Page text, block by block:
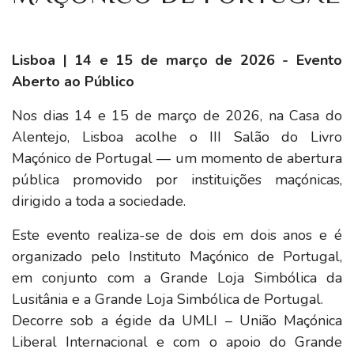
Lisboa | 14 e 15 de março de 2026 - Evento
Aberto ao Público
Nos dias 14 e 15 de março de 2026, na Casa do
Alentejo, Lisboa acolhe o III Salão do Livro
Maçónico de Portugal — um momento de abertura
pública promovido por instituições maçónicas,
dirigido a toda a sociedade.
Este evento realiza-se de dois em dois anos e é
organizado pelo Instituto Maçónico de Portugal,
em conjunto com a Grande Loja Simbólica da
Lusitânia e a Grande Loja Simbólica de Portugal.
Decorre sob a égide da UMLI – União Maçónica
Liberal Internacional e com o apoio do Grande